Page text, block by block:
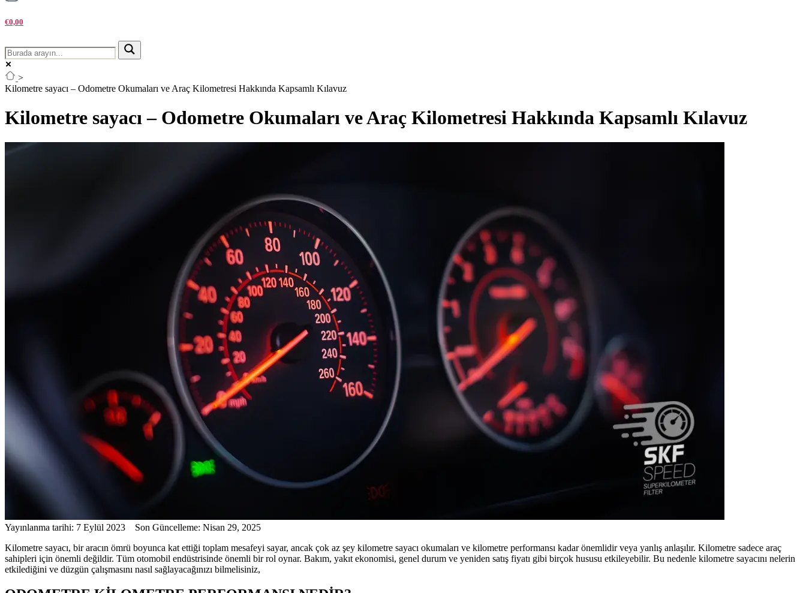
€0,00
>
Kilometre sayacı – Odometre Okumaları ve Araç Kilometresi Hakkında Kapsamlı Kılavuz
Kilometre sayacı – Odometre Okumaları ve Araç Kilometresi Hakkında Kapsamlı Kılavuz
Yayınlanma tarihi: 7 Eylül 2023 Son Güncelleme: Nisan 29, 2025
Kilometre sayacı, bir aracın ömrü boyunca kat ettiği toplam mesafeyi sayar, ancak çok az şey kilometre sayacı okumaları ve kilometre performansı kadar önemlidir veya yanlış anlaşılır. Kilometre sadece araç
sahipleri için önemli değildir. Tüm otomobil endüstrisinde önemli bir rol oynar. Bakım, yakıt ekonomisi, genel durum ve yeniden satış fiyatı gibi birçok hususu etkileyebilir. Bu nedenle kilometre sayacını nelerin
etkilediğini ve düzgün çalışmasını nasıl sağlayacağınızı bilmelisiniz,